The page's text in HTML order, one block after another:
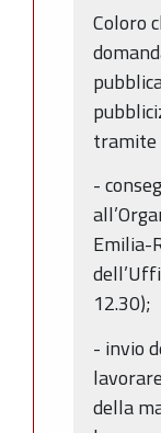
Coloro
tramite
-
Emilia-
12.30);
- invio
della